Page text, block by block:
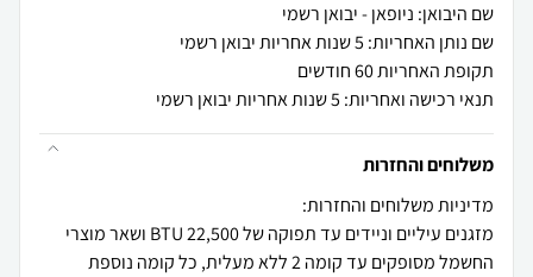
שם היבואן: ניופאן - יבואן רשמי
שם נותן האחריות: 5 שנות אחריות יבואן רשמי
תקופת האחריות 60 חודשים
תנאי רכישה ואחריות: 5 שנות אחריות יבואן רשמי
משלוחים והחזרות
מזגנים עיליים וניידים עד תפוקה של 22,500 BTU ושאר מוצרי
החשמל מסופקים עד קומה 2 ללא מעלית, כל קומה נוספת